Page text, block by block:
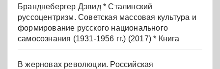
Бранднебергер Дэвид * Сталинский
руссоцентризм. Советская массовая культура и
формирование русского национального
самосознания (1931-1956 гг.) (2017) * Книга
В жерновах революции. Российская